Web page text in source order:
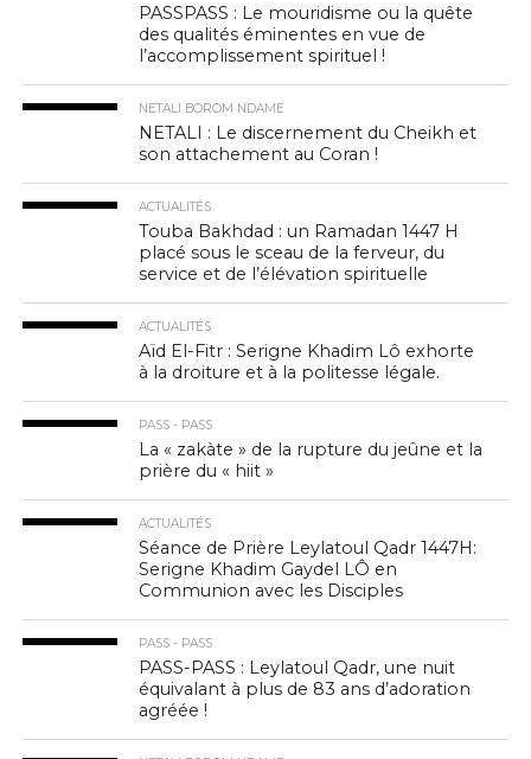
PASSPASS : Le mouridisme ou la quête
des qualités éminentes en vue de
l’accomplissement spirituel !
NETALI BOROM NDAME
NETALI : Le discernement du Cheikh et
son attachement au Coran !
ACTUALITÉS
Touba Bakhdad : un Ramadan 1447 H
placé sous le sceau de la ferveur, du
service et de l’élévation spirituelle
ACTUALITÉS
Aïd El-Fitr : Serigne Khadim Lô exhorte
à la droiture et à la politesse légale.
PASS - PASS
La « zakàte » de la rupture du jeûne et la
prière du « hiit »
ACTUALITÉS
Séance de Prière Leylatoul Qadr 1447H:
Serigne Khadim Gaydel LÔ en
Communion avec les Disciples
PASS - PASS
PASS-PASS : Leylatoul Qadr, une nuit
équivalant à plus de 83 ans d’adoration
agréée !